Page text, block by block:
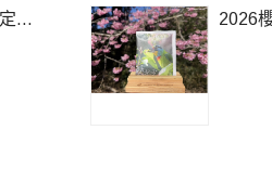
藝
2026